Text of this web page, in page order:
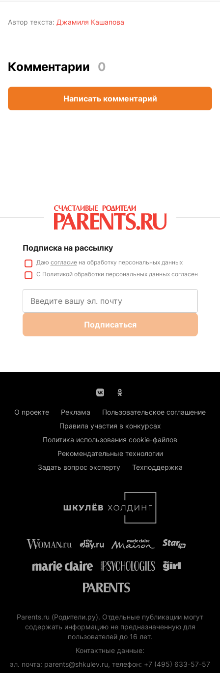
Автор текста: Джамиля Кашапова
Комментарии 0
Написать комментарий
Подписка на рассылку
Даю согласиена обработку персональных данных
С Политикойобработки персональных данных согласен
Подписаться
О проекте Реклама
Пользовательское соглашение
Правила участия в конкурсах
Политика использования cookie-файлов
Рекомендательные технологии
Задать вопрос эксперту
Техподдержка
Parents.ru (Родители.ру). Отдельные публикации могут
содержать информацию не предназначенную для
пользователей до 16 лет.
Контактные данные:
эл. почта: parents@shkulev.ru, телефон: +7 (495) 633-57-57